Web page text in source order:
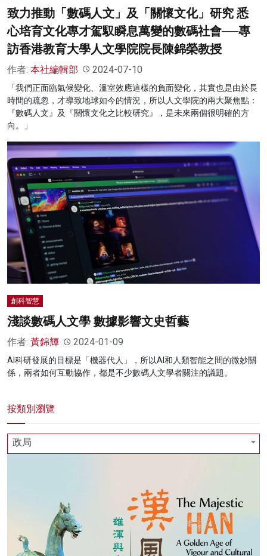
致力推動「數碼人文」及「關懷文化」研究 悉
心培育文化專才駕馭瞬息萬變的數碼社會──專
訪香港教育大學人文學院院長陳錦榮教授
作者: 本社編輯部 2024-07-10
「我們正面臨氣候變化、溫室效應這樣的負面變化，其實也是由於長
時間的疏忽，才導致地球如今的情況，所以人文學院的兩大聚焦點：
『數碼人文』及『關懷文化之比較研究』，是未來兩個很明確的方
向。」
創科智慧
淺談數碼人文學 數據影響文史哲藝
作者: 黃錦輝 2024-01-09
AI科研發展的目標是「機器代人」，所以AI和人類智能之間的微妙關
係，兩者如何互動協作，都是不少數碼人文學者關注的議題。
按類別瀏覽
政局